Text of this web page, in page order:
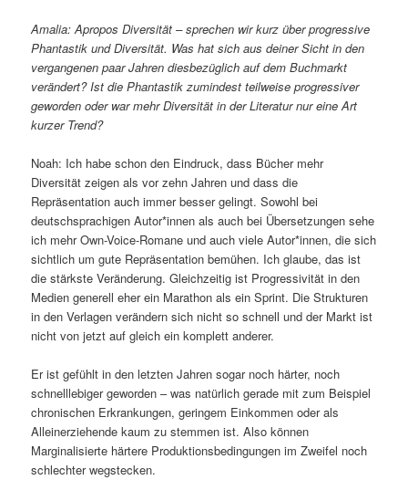
Amalia: Apropos Diversität – sprechen wir kurz über progressive
Phantastik und Diversität. Was hat sich aus deiner Sicht in den
vergangenen paar Jahren diesbezüglich auf dem Buchmarkt
verändert? Ist die Phantastik zumindest teilweise progressiver
geworden oder war mehr Diversität in der Literatur nur eine Art
kurzer Trend?
Noah: Ich habe schon den Eindruck, dass Bücher mehr
Diversität zeigen als vor zehn Jahren und dass die
Repräsentation auch immer besser gelingt. Sowohl bei
deutschsprachigen Autor*innen als auch bei Übersetzungen sehe
ich mehr Own-Voice-Romane und auch viele Autor*innen, die sich
sichtlich um gute Repräsentation bemühen. Ich glaube, das ist
die stärkste Veränderung. Gleichzeitig ist Progressivität in den
Medien generell eher ein Marathon als ein Sprint. Die Strukturen
in den Verlagen verändern sich nicht so schnell und der Markt ist
nicht von jetzt auf gleich ein komplett anderer.
Er ist gefühlt in den letzten Jahren sogar noch härter, noch
schnelllebiger geworden – was natürlich gerade mit zum Beispiel
chronischen Erkrankungen, geringem Einkommen oder als
Alleinerziehende kaum zu stemmen ist. Also können
Marginalisierte härtere Produktionsbedingungen im Zweifel noch
schlechter wegstecken.